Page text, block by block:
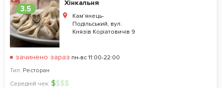
3.5
Хінкальня
Кам’янець-
Подільський, вул.
Князів Коріатовичів 9
зачинено зараз пн-вс 11:00-22:00
Тип: Ресторан
Середній чек: $$$$